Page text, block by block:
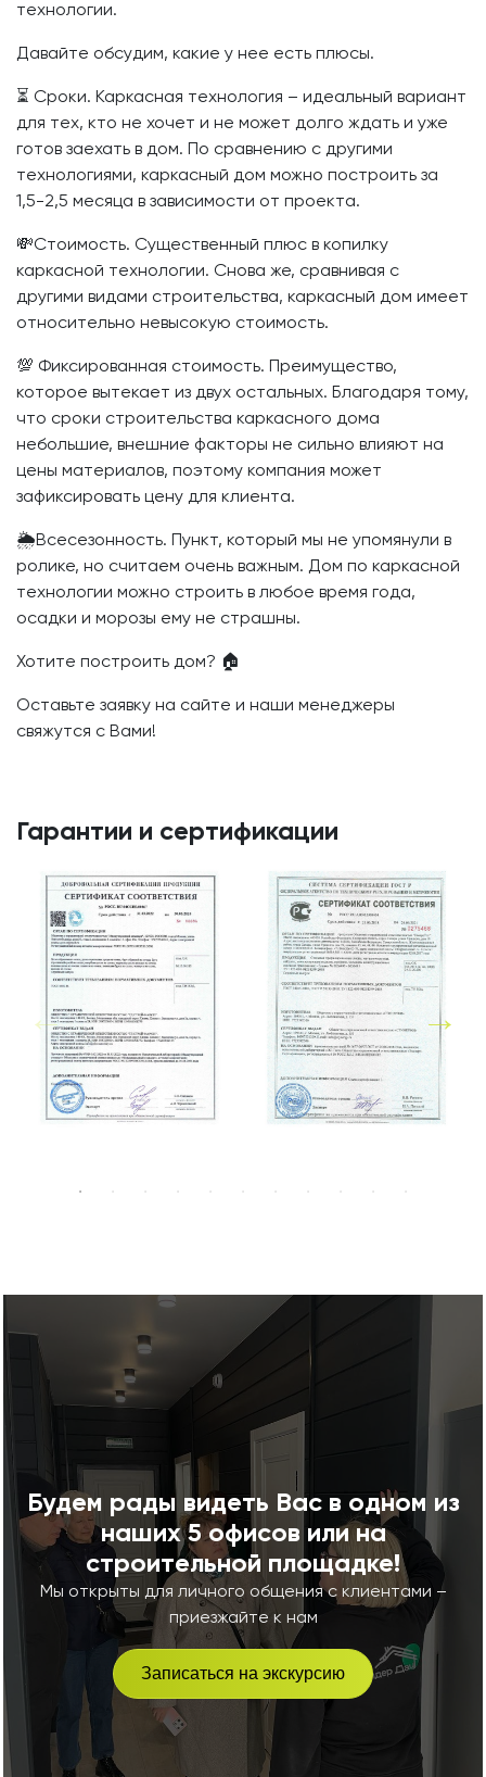
технологии.
Давайте обсудим, какие у нее есть плюсы.
⏳ Сроки. Каркасная технология – идеальный вариант
для тех, кто не хочет и не может долго ждать и уже
готов заехать в дом. По сравнению с другими
технологиями, каркасный дом можно построить за
1,5-2,5 месяца в зависимости от проекта.
💸Стоимость. Существенный плюс в копилку
каркасной технологии. Снова же, сравнивая с
другими видами строительства, каркасный дом имеет
относительно невысокую стоимость.
💯 Фиксированная стоимость. Преимущество,
которое вытекает из двух остальных. Благодаря тому,
что сроки строительства каркасного дома
небольшие, внешние факторы не сильно влияют на
цены материалов, поэтому компания может
зафиксировать цену для клиента.
🌦️Всесезонность. Пункт, который мы не упомянули в
ролике, но считаем очень важным. Дом по каркасной
технологии можно строить в любое время года,
осадки и морозы ему не страшны.
Хотите построить дом? 🏠
Оставьте заявку на сайте и наши менеджеры
свяжутся с Вами!
Гарантии и сертификации
Будем рады видеть Вас в одном из
наших 5 офисов или на
строительной площадке!
Мы открыты для личного общения с клиентами –
приезжайте к нам
Записаться на экскурсию